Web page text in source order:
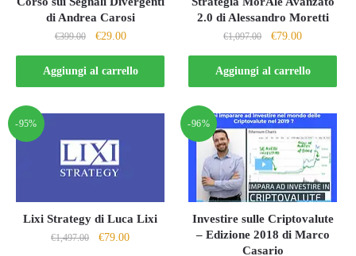
di Andrea Carosi
€399.00
Il
prezzo
originale
era:
€29.00Il
prezzo
attuale
è:
Aggiungi al carrello
2.0 di Alessandro Moretti
€1,097.00
Il
prezzo
originale
era:
€79.00Il
prezzo
attuale
è:
Aggiungi al carrello
-95%
Lixi Strategy di Luca Lixi
€1,497.00
Il
€79.00Il
-96%
Investire sulle Criptovalute
– Edizione 2018 di Marco
Casario